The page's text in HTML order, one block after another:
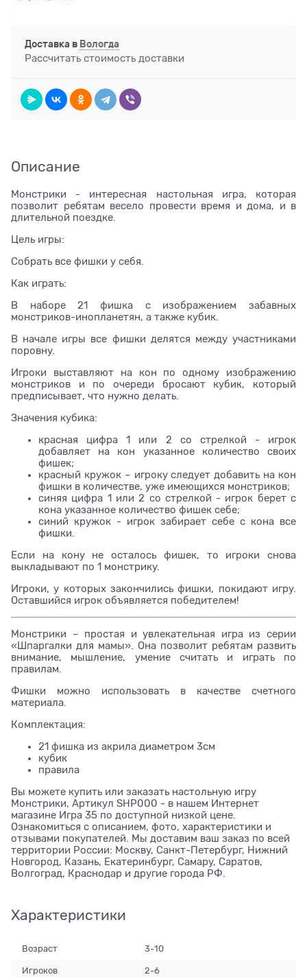
Доставка в Вологда
Рассчитать стоимость доставки
Описание
Монстрики - интересная настольная игра, которая
позволит ребятам весело провести время и дома, и в
длительной поездке.
Цель игры:
Собрать все фишки у себя.
Как играть:
В наборе 21 фишка с изображением забавных
монстриков-инопланетян, а также кубик.
В начале игры все фишки делятся между участниками
поровну.
Игроки выставляют на кон по одному изображению
монстриков и по очереди бросают кубик, который
предписывает, что нужно делать.
Значения кубика:
красная цифра 1 или 2 со стрелкой - игрок
добавляет на кон указанное количество своих
фишек;
красный кружок – игроку следует добавить на кон
фишки в количестве, уже имеющихся монстриков;
синяя цифра 1 или 2 со стрелкой - игрок берет с
кона указанное количество фишек себе;
синий кружок - игрок забирает себе с кона все
фишки.
Если на кону не осталось фишек, то игроки снова
выкладывают по 1 монстрику.
Игроки, у которых закончились фишки, покидают игру.
Оставшийся игрок объявляется победителем!
Монстрики – простая и увлекательная игра из серии
«Шпаргалки для мамы». Она позволит ребятам развить
внимание, мышление, умение считать и играть по
правилам.
Фишки можно использовать в качестве счетного
материала.
Комплектация:
21 фишка из акрила диаметром 3см
кубик
правила
Вы можете купить или заказать настольную игру
Монстрики, Артикул SHP000 - в нашем Интернет
магазине Игра 35 по доступной низкой цене.
Ознакомиться с описанием, фото, характеристики и
отзывами покупателей. Мы доставим ваш заказ по всей
территории России: Москву, Санкт-Петербург, Нижний
Новгород, Казань, Екатеринбург, Самару, Саратов,
Волгоград, Краснодар и другие города РФ.
Характеристики
Возраст 3-10
Игроков 2-6